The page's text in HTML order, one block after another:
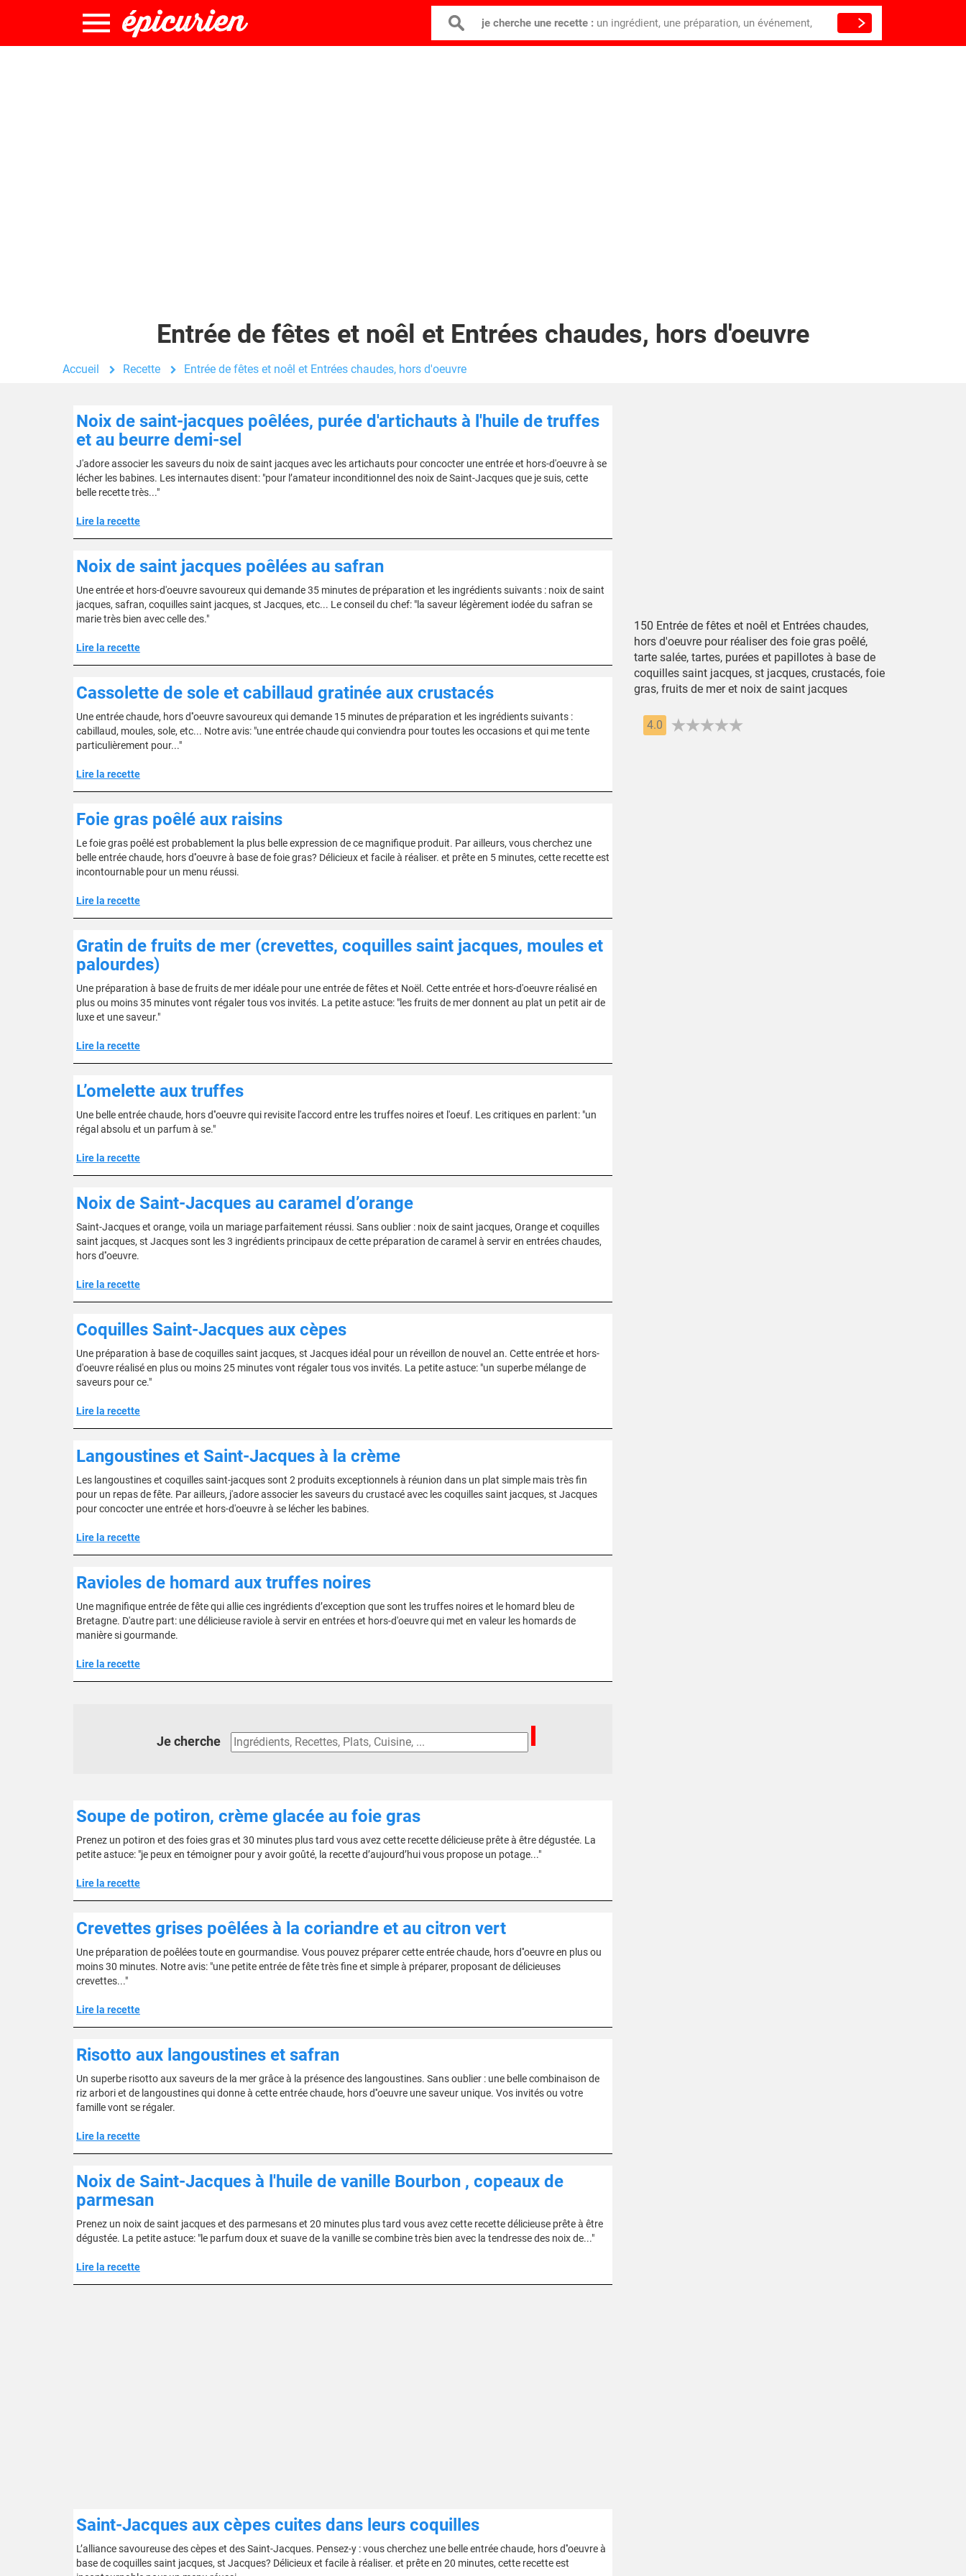
je cherche une recette : un ingrédient, une préparation, un événement,
Entrée de fêtes et noêl et Entrées chaudes, hors d'oeuvre
Accueil Recette Entrée de fêtes et noêl et Entrées chaudes, hors d'oeuvre
Noix de saint-jacques poêlées, purée d'artichauts à l'huile de truffes
et au beurre demi-sel
J'adore associer les saveurs du noix de saint jacques avec les artichauts pour concocter une entrée et hors-d'oeuvre à se
lécher les babines. Les internautes disent: "pour l’amateur inconditionnel des noix de Saint-Jacques que je suis, cette
belle recette très..."
Lire la recette
Noix de saint jacques poêlées au safran
Une entrée et hors-d'oeuvre savoureux qui demande 35 minutes de préparation et les ingrédients suivants : noix de saint
jacques, safran, coquilles saint jacques, st Jacques, etc... Le conseil du chef: "la saveur légèrement iodée du safran se
marie très bien avec celle des."
Lire la recette
Cassolette de sole et cabillaud gratinée aux crustacés
Une entrée chaude, hors d''oeuvre savoureux qui demande 15 minutes de préparation et les ingrédients suivants :
cabillaud, moules, sole, etc... Notre avis: "une entrée chaude qui conviendra pour toutes les occasions et qui me tente
particulièrement pour..."
Lire la recette
Foie gras poêlé aux raisins
Le foie gras poêlé est probablement la plus belle expression de ce magnifique produit. Par ailleurs, vous cherchez une
belle entrée chaude, hors d''oeuvre à base de foie gras? Délicieux et facile à réaliser. et prête en 5 minutes, cette recette est
incontournable pour un menu réussi.
Lire la recette
Gratin de fruits de mer (crevettes, coquilles saint jacques, moules et
palourdes)
Une préparation à base de fruits de mer idéale pour une entrée de fêtes et Noël. Cette entrée et hors-d'oeuvre réalisé en
plus ou moins 35 minutes vont régaler tous vos invités. La petite astuce: "les fruits de mer donnent au plat un petit air de
luxe et une saveur."
Lire la recette
L’omelette aux truffes
Une belle entrée chaude, hors d''oeuvre qui revisite l'accord entre les truffes noires et l'oeuf. Les critiques en parlent: "un
régal absolu et un parfum à se."
Lire la recette
Noix de Saint-Jacques au caramel d’orange
Saint-Jacques et orange, voila un mariage parfaitement réussi. Sans oublier : noix de saint jacques, Orange et coquilles
saint jacques, st Jacques sont les 3 ingrédients principaux de cette préparation de caramel à servir en entrées chaudes,
hors d''oeuvre.
Lire la recette
Coquilles Saint-Jacques aux cèpes
Une préparation à base de coquilles saint jacques, st Jacques idéal pour un réveillon de nouvel an. Cette entrée et hors-
d'oeuvre réalisé en plus ou moins 25 minutes vont régaler tous vos invités. La petite astuce: "un superbe mélange de
saveurs pour ce."
Lire la recette
Langoustines et Saint-Jacques à la crème
Les langoustines et coquilles saint-jacques sont 2 produits exceptionnels à réunion dans un plat simple mais très fin
pour un repas de fête. Par ailleurs, j'adore associer les saveurs du crustacé avec les coquilles saint jacques, st Jacques
pour concocter une entrée et hors-d'oeuvre à se lécher les babines.
Lire la recette
Ravioles de homard aux truffes noires
Une magnifique entrée de fête qui allie ces ingrédients d’exception que sont les truffes noires et le homard bleu de
Bretagne. D'autre part: une délicieuse raviole à servir en entrées et hors-d'oeuvre qui met en valeur les homards de
manière si gourmande.
Lire la recette
Je cherche
Soupe de potiron, crème glacée au foie gras
Prenez un potiron et des foies gras et 30 minutes plus tard vous avez cette recette délicieuse prête à être dégustée. La
petite astuce: "je peux en témoigner pour y avoir goûté, la recette d’aujourd’hui vous propose un potage..."
Lire la recette
Crevettes grises poêlées à la coriandre et au citron vert
Une préparation de poêlées toute en gourmandise. Vous pouvez préparer cette entrée chaude, hors d''oeuvre en plus ou
moins 30 minutes. Notre avis: "une petite entrée de fête très fine et simple à préparer, proposant de délicieuses
crevettes..."
Lire la recette
Risotto aux langoustines et safran
Un superbe risotto aux saveurs de la mer grâce à la présence des langoustines. Sans oublier : une belle combinaison de
riz arbori et de langoustines qui donne à cette entrée chaude, hors d''oeuvre une saveur unique. Vos invités ou votre
famille vont se régaler.
Lire la recette
Noix de Saint-Jacques à l'huile de vanille Bourbon , copeaux de
parmesan
Prenez un noix de saint jacques et des parmesans et 20 minutes plus tard vous avez cette recette délicieuse prête à être
dégustée. La petite astuce: "le parfum doux et suave de la vanille se combine très bien avec la tendresse des noix de..."
Lire la recette
Saint-Jacques aux cèpes cuites dans leurs coquilles
L’alliance savoureuse des cèpes et des Saint-Jacques. Pensez-y : vous cherchez une belle entrée chaude, hors d''oeuvre à
base de coquilles saint jacques, st Jacques? Délicieux et facile à réaliser. et prête en 20 minutes, cette recette est
150 Entrée de fêtes et noêl et Entrées chaudes,
hors d'oeuvre pour réaliser des foie gras poêlé,
tarte salée, tartes, purées et papillotes à base de
coquilles saint jacques, st jacques, crustacés, foie
gras, fruits de mer et noix de saint jacques
4.0